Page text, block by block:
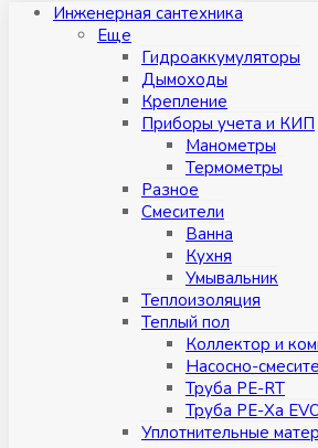
Инженерная сантехника
Eще
Гидроаккумуляторы
Дымоходы
Крепление
Приборы учета и КИП
Манометры
Термометры
Разное
Смесители
Ванна
Кухня
Умывальник
Теплоизоляция
Теплый пол
Коллектор и
Насосно-
Труба PE-RT
Труба PE-Xa
Уплотнительные